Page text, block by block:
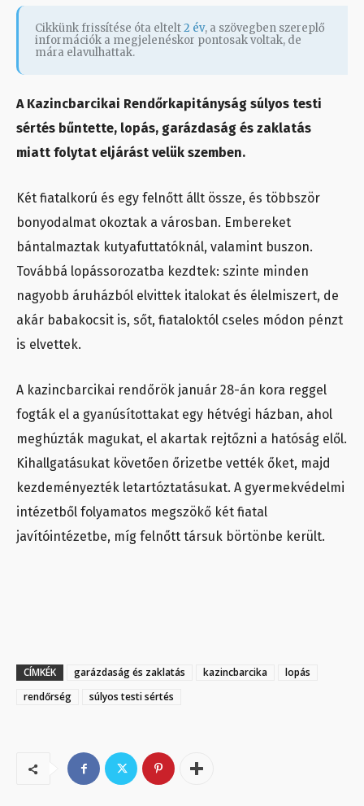
Cikkünk frissítése óta eltelt2 év, a szövegben szereplő
információk a megjelenéskor pontosak voltak, de
mára elavulhattak.
A Kazincbarcikai Rendőrkapitányság súlyos testi
sértés bűntette, lopás, garázdaság és zaklatás
miatt folytat eljárást velük szemben.
Két fiatalkorú és egy felnőtt állt össze, és többször
bonyodalmat okoztak a városban. Embereket
bántalmaztak kutyafuttatóknál, valamint buszon.
Továbbá lopássorozatba kezdtek: szinte minden
nagyobb áruházból elvittek italokat és élelmiszert, de
akár babakocsit is, sőt, fiataloktól cseles módon pénzt
is elvettek.
A kazincbarcikai rendőrök január 28-án kora reggel
fogták el a gyanúsítottakat egy hétvégi házban, ahol
meghúzták magukat, el akartak rejtőzni a hatóság elől.
Kihallgatásukat követően őrizetbe vették őket, majd
kezdeményezték letartóztatásukat. A gyermekvédelmi
intézetből folyamatos megszökő két fiatal
javítóintézetbe, míg felnőtt társuk börtönbe került.
CÍMKÉK garázdaság és zaklatás kazincbarcika
lopás
rendőrség
súlyos testi sértés